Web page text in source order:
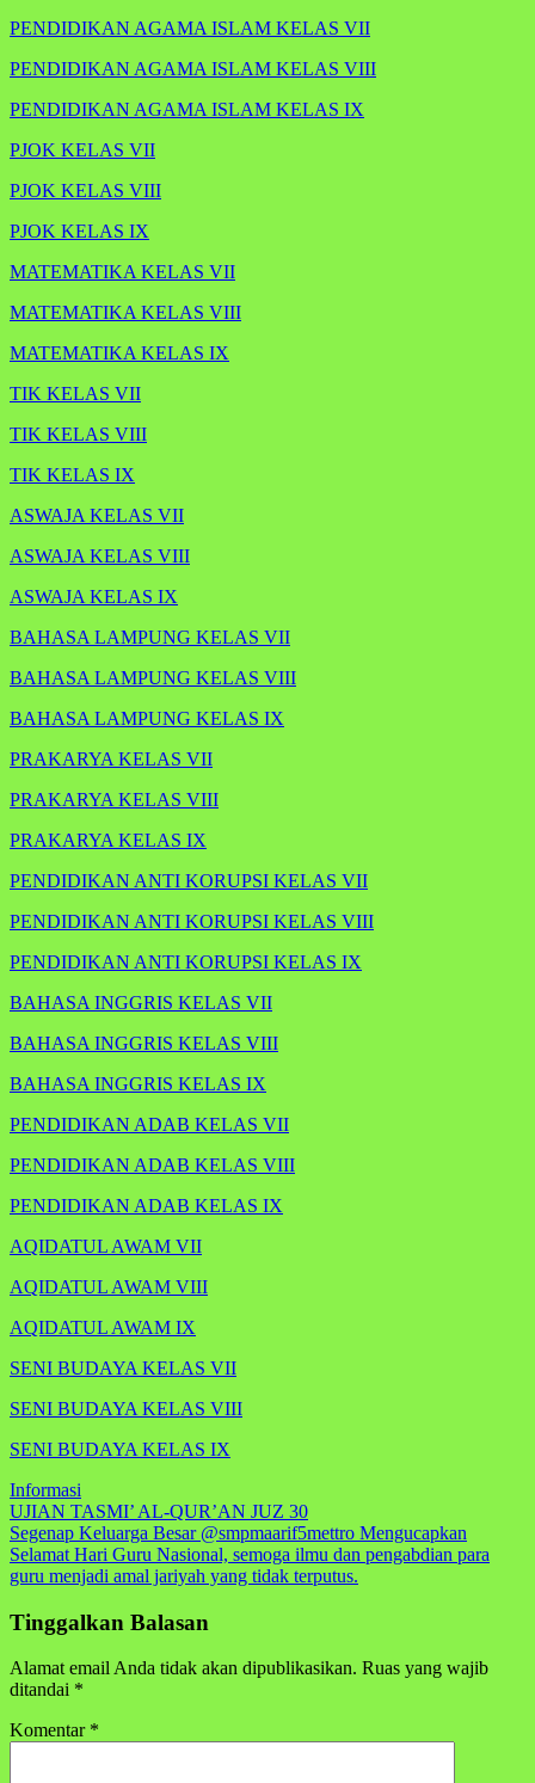
PENDIDIKAN AGAMA ISLAM KELAS VII
PENDIDIKAN AGAMA ISLAM KELAS VIII
PENDIDIKAN AGAMA ISLAM KELAS IX
PJOK KELAS VII
PJOK KELAS VIII
PJOK KELAS IX
MATEMATIKA KELAS VII
MATEMATIKA KELAS VIII
MATEMATIKA KELAS IX
TIK KELAS VII
TIK KELAS VIII
TIK KELAS IX
ASWAJA KELAS VII
ASWAJA KELAS VIII
ASWAJA KELAS IX
BAHASA LAMPUNG KELAS VII
BAHASA LAMPUNG KELAS VIII
BAHASA LAMPUNG KELAS IX
PRAKARYA KELAS VII
PRAKARYA KELAS VIII
PRAKARYA KELAS IX
PENDIDIKAN ANTI KORUPSI KELAS VII
PENDIDIKAN ANTI KORUPSI KELAS VIII
PENDIDIKAN ANTI KORUPSI KELAS IX
BAHASA INGGRIS KELAS VII
BAHASA INGGRIS KELAS VIII
BAHASA INGGRIS KELAS IX
PENDIDIKAN ADAB KELAS VII
PENDIDIKAN ADAB KELAS VIII
PENDIDIKAN ADAB KELAS IX
AQIDATUL AWAM VII
AQIDATUL AWAM VIII
AQIDATUL AWAM IX
SENI BUDAYA KELAS VII
SENI BUDAYA KELAS VIII
SENI BUDAYA KELAS IX
Informasi
Navigasi
pos
UJIAN TASMI’ AL-QUR’AN JUZ 30
Segenap Keluarga Besar @smpmaarif5mettro Mengucapkan
Selamat Hari Guru Nasional, semoga ilmu dan pengabdian para
guru menjadi amal jariyah yang tidak terputus.
Tinggalkan Balasan
Alamat email Anda tidak akan dipublikasikan. Ruas yang wajib
ditandai *
Komentar *